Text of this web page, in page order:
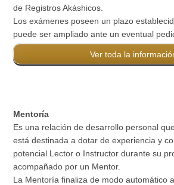
de Registros Akáshicos.
Los exámenes poseen un plazo
puede ser ampliado ante un eventual
Ver toda la
Mentoría
Es una relación de desarrollo personal
está destinada a dotar de experiencia y
potencial Lector o Instructor durante su
acompañado por un Mentor.
La Mentoría finaliza de modo automático